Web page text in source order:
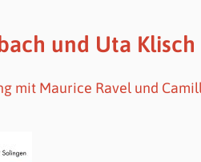
und Uta Klisch
mit Maurice Ravel und